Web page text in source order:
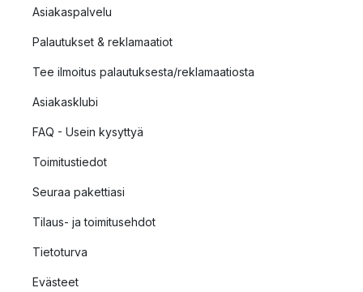
Asiakaspalvelu
Palautukset & reklamaatiot
Tee ilmoitus palautuksesta/reklamaatiosta
Asiakasklubi
FAQ - Usein kysyttyä
Toimitustiedot
Seuraa pakettiasi
Tilaus- ja toimitusehdot
Tietoturva
Evästeet